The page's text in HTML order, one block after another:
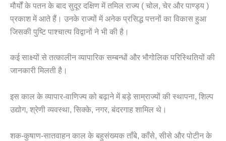
मौर्यों के पतन के बाद सुदूर दक्षिण में तमिल राज्य ( चोल, चेर और पाण्ड्य )
प्रकाश में आते हैं। उनके राज्यों में अनेक प्रसिद्ध पत्तनों का विकास हुआ
जिसकी पुष्टि पाश्चात्य विद्वानों ने भी की है।
कई साक्ष्यों से तत्कालीन व्यापारिक सम्बन्धों और भौगोलिक परिस्थितियों की
जानकारी मिलती है।
इस काल के व्यापार-वाणिज्य को बढ़ाने में बड़े साम्राज्यों की स्थापना, शिल्प
उद्योग, श्रेणी व्यवस्था, सिक्के, नगर, बंदरगाह शामिल थे।
शक-कुषाण-सातवाहन काल के बहुसंख्यक ताँबे, काँसे, सीसे और पोटीन के